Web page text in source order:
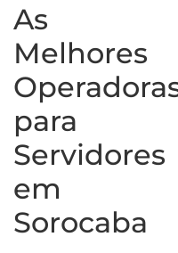
As
Melhores
para
Servidores
em
Sorocaba